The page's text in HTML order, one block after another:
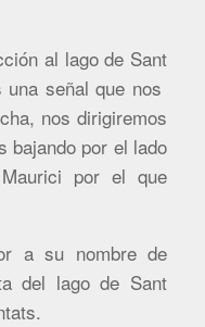
al lago de Sant
señal que nos
nos dirigiremos
bajando por el lado
por el que
a su nombre de
del lago de Sant